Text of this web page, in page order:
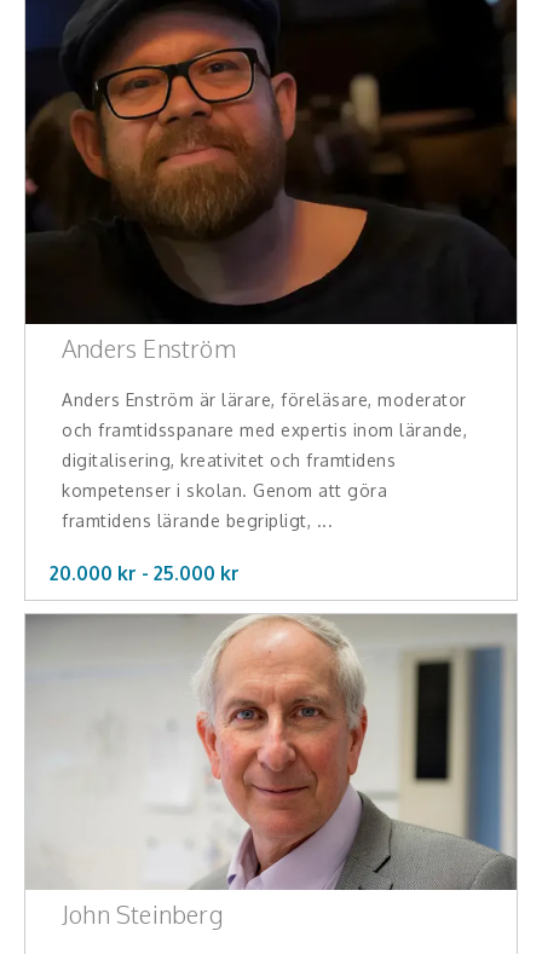
Anders Enström
Anders Enström är lärare, föreläsare, moderator
och framtidsspanare med expertis inom lärande,
digitalisering, kreativitet och framtidens
kompetenser i skolan. Genom att göra
framtidens lärande begripligt, ...
20.000 kr - 25.000 kr
John Steinberg